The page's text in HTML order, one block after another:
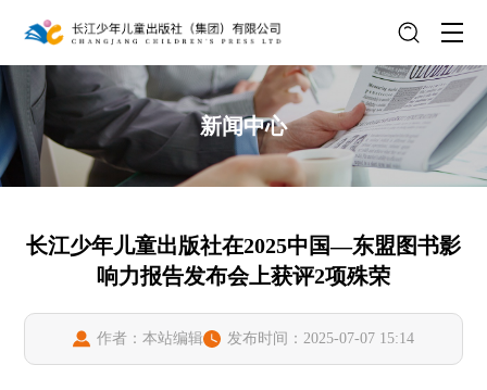
新闻中心
长江少年儿童出版社在2025中国—东盟图书影
响力报告发布会上获评2项殊荣
作者：本站编辑 发布时间：2025-07-07 15:14